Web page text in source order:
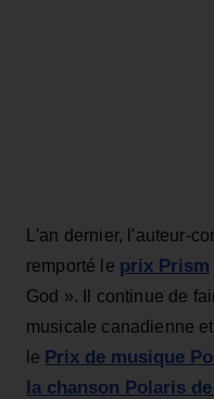
L'an dernier, l'auteur-
remporté le prix Prism
God ». Il continue de
musicale canadienne
le Prix de musique
la chanson Polaris